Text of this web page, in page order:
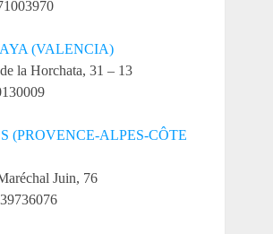
(VALENCIA)
la Horchata, 31 – 13
(PROVENCE-ALPES-CÔTE
Juin, 76